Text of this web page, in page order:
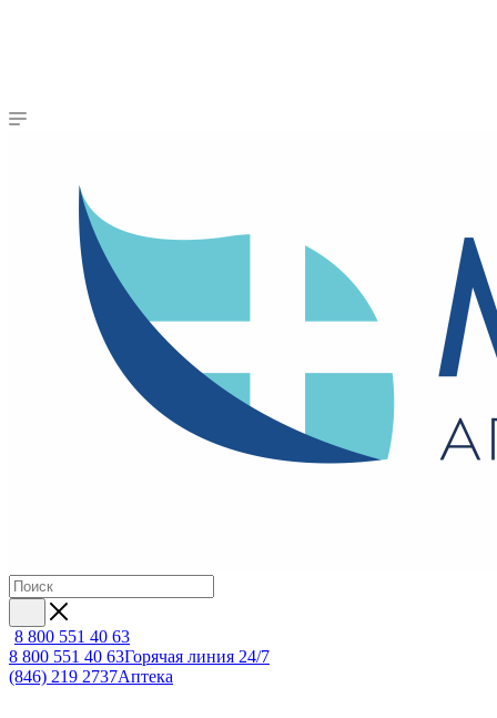
8 800 551 40 63
8 800 551 40 63Горячая линия 24/7
(846) 219 2737Аптека